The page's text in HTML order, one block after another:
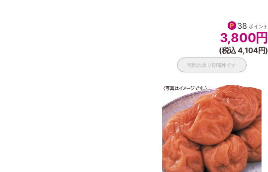
38 ポイント
3,800円
(税込 4,104円)
宅配の承り期間外です